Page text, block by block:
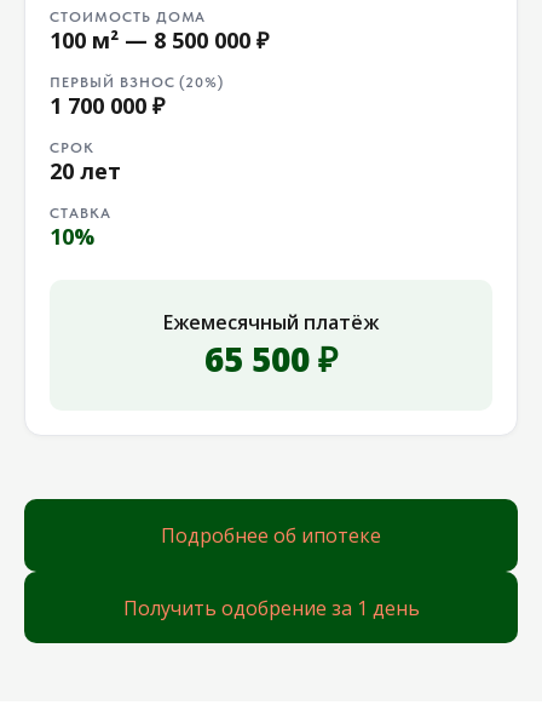
СТОИМОСТЬ ДОМА
100 м² — 8 500 000 ₽
ПЕРВЫЙ ВЗНОС (20%)
1 700 000 ₽
СРОК
20 лет
СТАВКА
10%
Ежемесячный платёж
65 500 ₽
Подробнее об ипотеке
Получить одобрение за 1 день